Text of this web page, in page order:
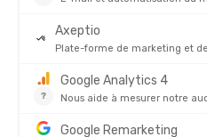
Catégorie 3
Catégorie 4